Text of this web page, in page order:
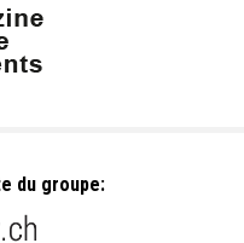
du groupe: